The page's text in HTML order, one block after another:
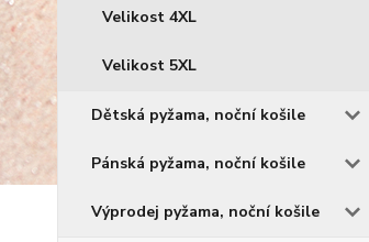
Velikost 4XL
Velikost 5XL
Dětská pyžama, noční košile
Pánská pyžama, noční košile
Výprodej pyžama, noční košile